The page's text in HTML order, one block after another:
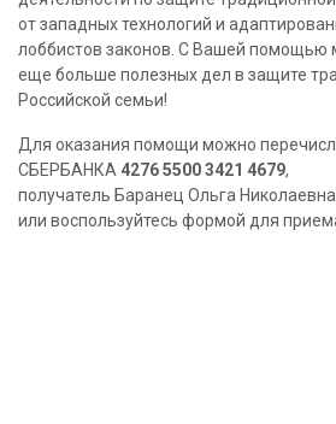
от западных технологий и
лоббистов законов. С Вашей
еще больше полезных дел в защите
Российской семьи!
Для оказания помощи можно
СБЕРБАНКА 4276 5500 3421 4679,
получатель Баранец Ольга Николаевна
или воспользуйтесь формой для